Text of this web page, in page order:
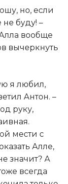
но, если
не буду! –
вообще
вычеркнуть
я любил,
Антон. –
руку,
мести с
Алле,
значит? А
всегда